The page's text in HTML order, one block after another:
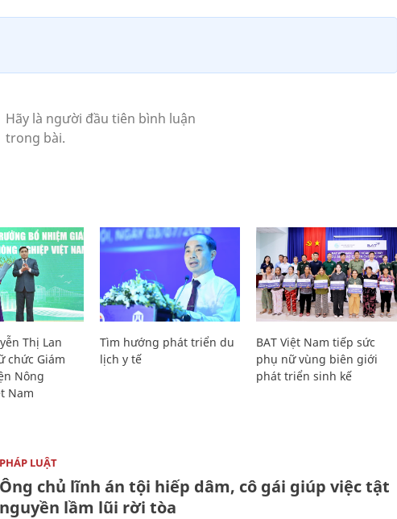
Thị Lan
chức Giám
Nông
Nam
Tìm hướng phát triển du
lịch y tế
BAT Việt Nam tiếp sức
phụ nữ vùng biên giới
phát triển sinh kế
PHÁP LUẬT
Ông chủ lĩnh án tội hiếp dâm, cô gái giúp việc tật
nguyền lầm lũi rời tòa